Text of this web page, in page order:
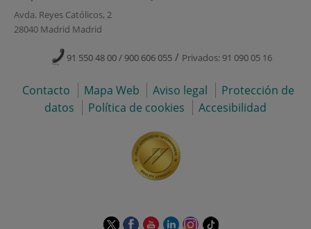
Avda. Reyes Católicos, 2
28040 Madrid Madrid
91 550 48 00 / 900 606 055 / Privados: 91 090 05 16
Contacto Mapa Web Aviso legal
Protección de
datos
Política de cookies Accesibilidad
EsteEsteEsteEsteEsteEnlace